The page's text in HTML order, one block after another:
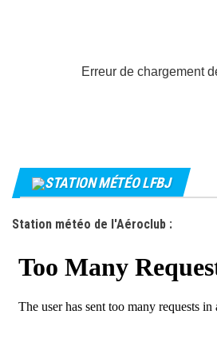
Erreur de chargement
STATION MÉTÉO LFBJ
Station météo de l'Aéroclub :